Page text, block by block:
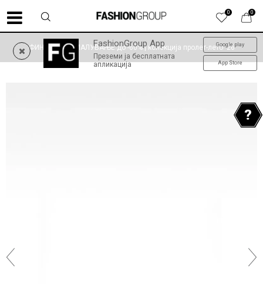
0
0
FashionGroup App
Преземи ја бесплатната
апликација
Google play
App Store
ФИНАЛНО НАМАЛУВАЊЕ до -60% | колекција пролет-лето '26